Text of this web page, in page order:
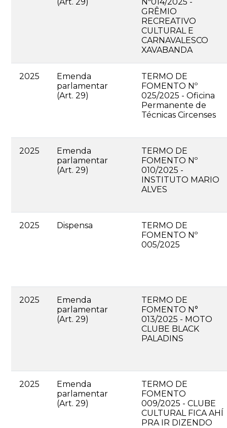
GRÊMIO
RECREATIVO
CULTURAL E
CARNAVALESCO
XAVABANDA
2025
Emenda
parlamentar
(Art. 29)
TERMO DE
FOMENTO Nº
025/2025 - Oficina
Permanente de
Técnicas Circenses
2025
Emenda
parlamentar
(Art. 29)
TERMO DE
FOMENTO Nº
010/2025 -
INSTITUTO MARIO
ALVES
2025 Dispensa
TERMO DE
FOMENTO Nº
005/2025
2025
Emenda
parlamentar
(Art. 29)
TERMO DE
FOMENTO N°
013/2025 - MOTO
CLUBE BLACK
PALADINS
2025
Emenda
parlamentar
(Art. 29)
TERMO DE
FOMENTO
009/2025 - CLUBE
CULTURAL FICA AHÍ
PRA IR DIZENDO